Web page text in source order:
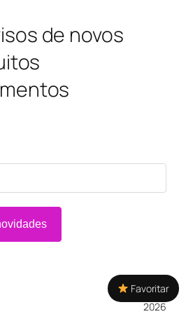
de novos
2026
Favoritar